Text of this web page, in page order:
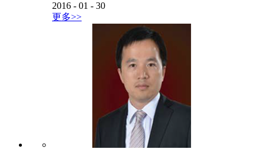
2016 - 01 - 30
更多>>